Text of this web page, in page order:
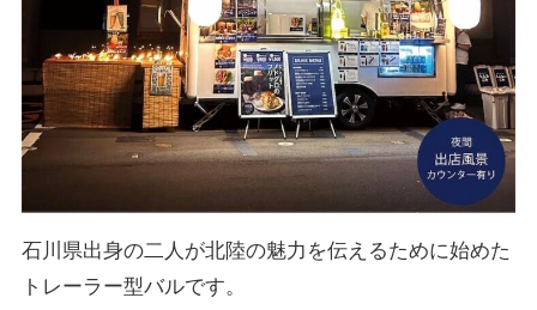
石川県出身の二人が北陸の魅力を伝えるために始めた
トレーラー型バルです。